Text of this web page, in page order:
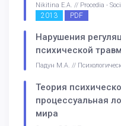
Nikitina E.A. // Procedia -
2013 PDF
Нарушения
психической
Падун М.А. //
Теория
процессуальная
мира